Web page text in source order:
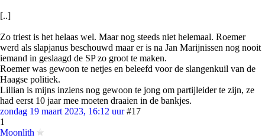
[..]
Zo triest is het helaas wel. Maar nog steeds niet helemaal. Roemer
werd als slapjanus beschouwd maar er is na Jan Marijnissen nog nooit
iemand in geslaagd de SP zo groot te maken.
Roemer was gewoon te netjes en beleefd voor de slangenkuil van de
Haagse politiek.
Lillian is mijns inziens nog gewoon te jong om partijleider te zijn, ze
had eerst 10 jaar mee moeten draaien in de bankjes.
zondag 19 maart 2023, 16:12 uur #17
1
Moonlith